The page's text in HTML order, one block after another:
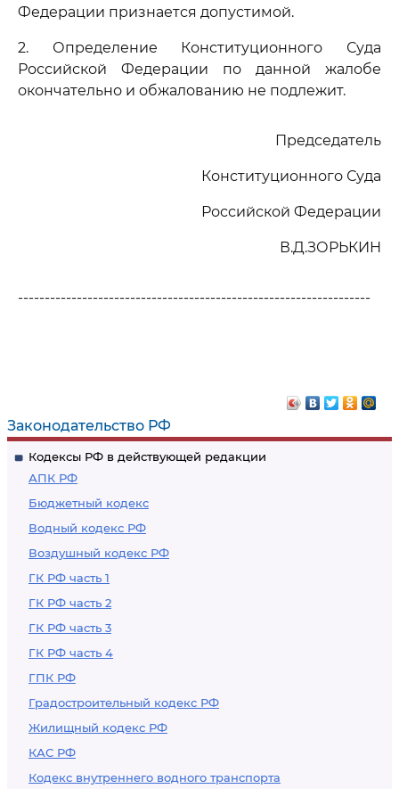
Законодательство РФ
Кодексы РФ в действующей редакции
АПК РФ
Бюджетный кодекс
Водный кодекс РФ
Воздушный кодекс РФ
ГК РФ часть 1
ГК РФ часть 2
ГК РФ часть 3
ГК РФ часть 4
ГПК РФ
Градостроительный кодекс РФ
Жилищный кодекс РФ
КАС РФ
Кодекс внутреннего водного транспорта
Федерации признается допустимой.
2. Определение Конституционного Суда
Российской Федерации по данной жалобе
окончательно и обжалованию не подлежит.
Председатель
Конституционного Суда
Российской Федерации
В.Д.ЗОРЬКИН
------------------------------------------------------------------